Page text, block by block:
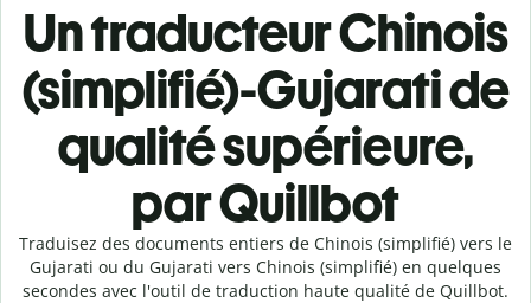
Un traducteur Chinois
(simplifié)-Gujarati de
qualité supérieure,
par Quillbot
Traduisez des documents entiers de Chinois (simplifié) vers le
Gujarati ou du Gujarati vers Chinois (simplifié) en quelques
secondes avec l'outil de traduction haute qualité de Quillbot.